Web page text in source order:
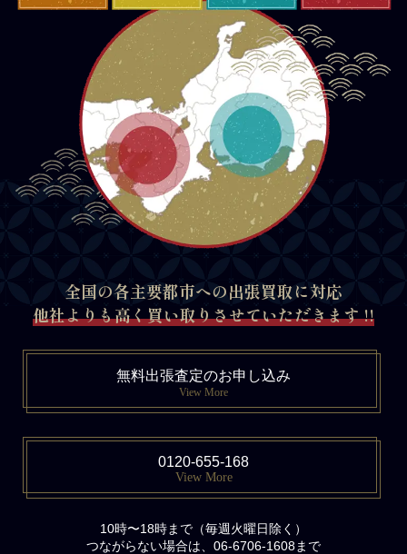
全国の各主要都市への出張買取に対応
他社よりも高く買い取りさせていただきます !!
無料出張査定のお申し込み
View More
0120-655-168
View More
10時〜18時まで（毎週火曜日除く）
つながらない場合は、06-6706-1608まで